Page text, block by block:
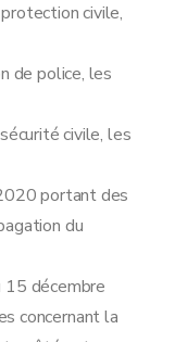
civile,
de police, les
civile, les
portant des
du
15 décembre
concernant la